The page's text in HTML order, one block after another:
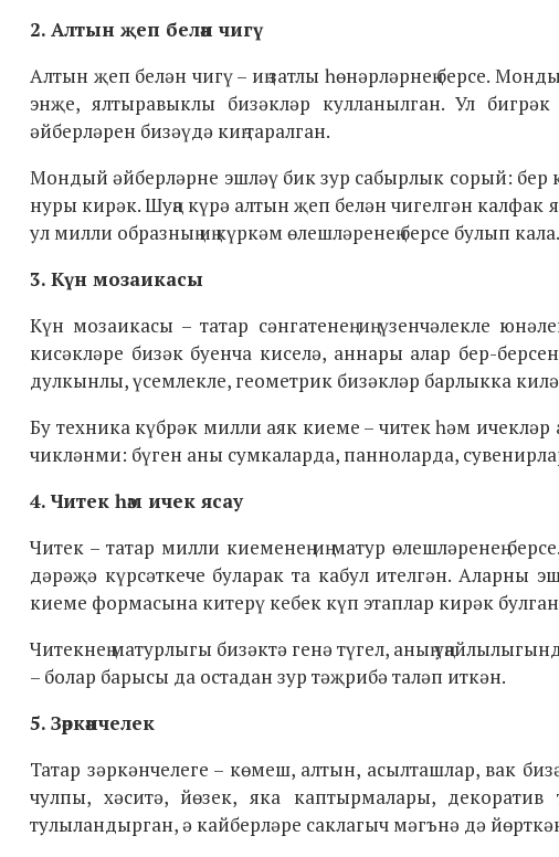
2. Алтын җеп белән чигү
Алтын җеп белән чигү – иң затлы һөнәрләрнең берсе.
энҗе, ялтыравыклы бизәкләр кулланылган. Ул
әйберләрен бизәүдә киң таралган.
Мондый әйберләрне эшләү бик зур сабырлык сорый: бер
нуры кирәк. Шуңа күрә алтын җеп белән чигелгән калфак
ул милли образның иң күркәм өлешләренең берсе булып кала.
3. Күн мозаикасы
Күн мозаикасы – татар сәнгатенең иң үзенчәлекле
кисәкләре бизәк буенча киселә, аннары алар бер-
дулкынлы, үсемлекле, геометрик бизәкләр барлыкка
Бу техника күбрәк милли аяк киеме – читек һәм
чикләнми: бүген аны сумкаларда, панноларда,
4. Читек һәм ичек ясау
Читек – татар милли киеменең иң матур өлешләренең
дәрәҗә күрсәткече буларак та кабул ителгән. Аларны
киеме формасына китерү кебек күп этаплар кирәк
Читекнең матурлыгы бизәктә генә түгел, аның
– болар барысы да остадан зур тәҗрибә таләп иткән.
5. Зәркәнчелек
Татар зәркәнчелеге – көмеш, алтын, асылташлар, вак
чулпы, хәситә, йөзек, яка каптырмалары,
тулыландырган, ә кайберләре саклагыч мәгънә дә